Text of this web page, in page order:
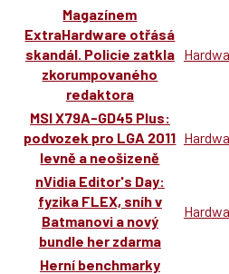
Magazínem
ExtraHardware otřásá
skandál. Policie zatkla
zkorumpovaného
redaktora
MSI X79A-GD45 Plus:
podvozek pro LGA 2011
levně a neošizeně
nVidia Editor's Day:
fyzika FLEX, sníh v
Batmanovi a nový
bundle her zdarma
Herní benchmarky